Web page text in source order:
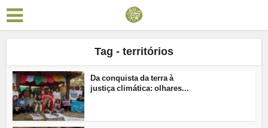
Tag - territórios
Da conquista da terra à
justiça climática: olhares...